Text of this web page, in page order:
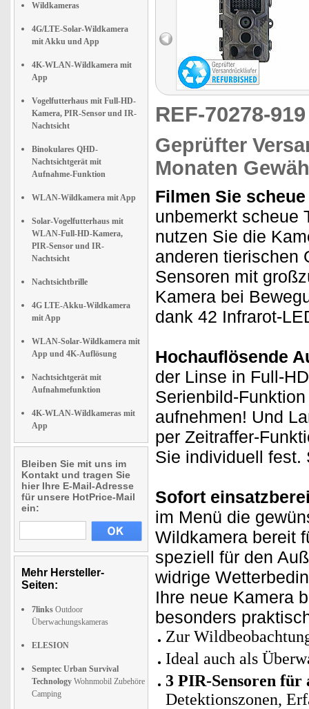
Wildkameras
4G/LTE-Solar-Wildkamera
mit Akku und App
4K-WLAN-Wildkamera mit
App
Vogelfutterhaus mit Full-HD-
Kamera, PIR-Sensor und IR-
Nachtsicht
Binokulares QHD-
Nachtsichtgerät mit
Aufnahme-Funktion
WLAN-Wildkamera mit App
Solar-Vogelfutterhaus mit
WLAN-Full-HD-Kamera,
PIR-Sensor und IR-
Nachtsicht
Nachtsichtbrille
4G LTE-Akku-Wildkamera
mit App
WLAN-Solar-Wildkamera mit
App und 4K-Auflösung
Nachtsichtgerät mit
Aufnahmefunktion
4K-WLAN-Wildkameras mit
App
Bleiben Sie mit uns im
Kontakt und tragen Sie
hier Ihre E-Mail-Adresse
für unsere HotPrice-Mail
ein:
Mehr Hersteller-
Seiten:
7links Outdoor
Überwachungskameras
ELESION
Semptec Urban Survival
Technology Wohnmobil Zubehöre
Camping
REF-70278-
Geprüfter
Monaten
Filmen Sie
unbemerkt scheue
nutzen Sie die
anderen tierischen
Sensoren mit
Kamera bei
dank 42 Infrarot-
Hochauflösende
der Linse in Full-
Serienbild-
aufnehmen! Und
per Zeitraffer-
Sie individuell fest.
Sofort
im Menü die
Wildkamera bereit
speziell für den
widrige
Ihre neue Kamera
besonders
Zur
Ideal auch als
3 PIR-Sensoren für
Detektionszonen,